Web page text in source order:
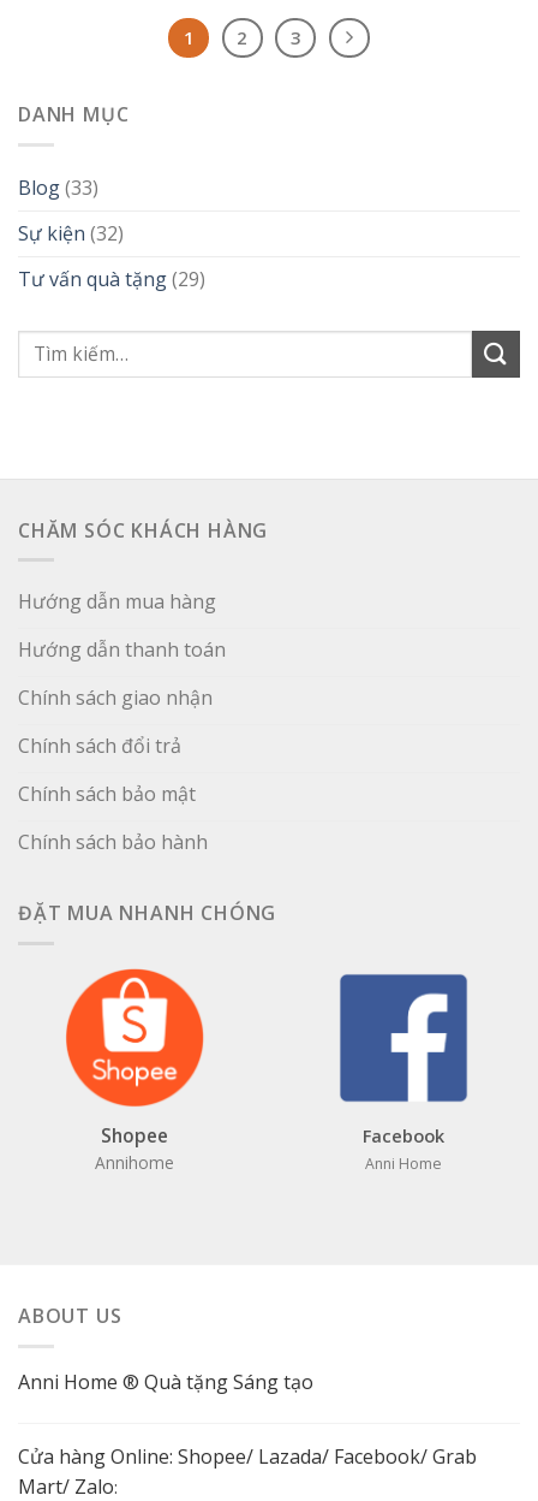
1 2 3
DANH MỤC
Blog(33)
Sự kiện (32)
Tư vấn quà tặng(29)
Tìm
kiếm:
CHĂM SÓC KHÁCH HÀNG
Hướng dẫn mua hàng
Hướng dẫn thanh toán
Chính sách giao nhận
Chính sách đổi trả
Chính sách bảo mật
Chính sách bảo hành
ĐẶT MUA NHANH CHÓNG
Shopee
Annihome
Facebook
Anni Home
ABOUT US
Anni Home ® Quà tặng Sáng tạo
Cửa hàng Online: Shopee/ Lazada/ Facebook/ Grab
Mart/ Zalo: